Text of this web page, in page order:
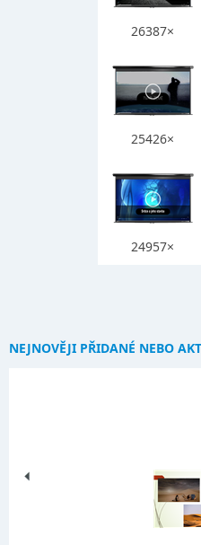
26387×
25426×
24957×
NEJNOVĚJI PŘIDANÉ NEBO